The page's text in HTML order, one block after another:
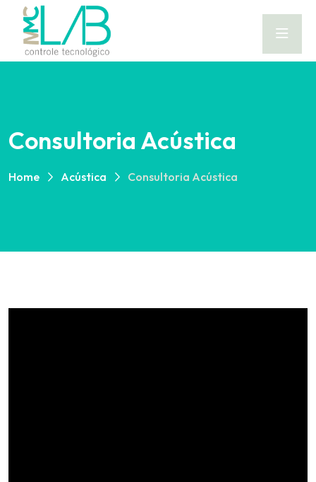
Consultoria Acústica
Home Acústica Consultoria Acústica